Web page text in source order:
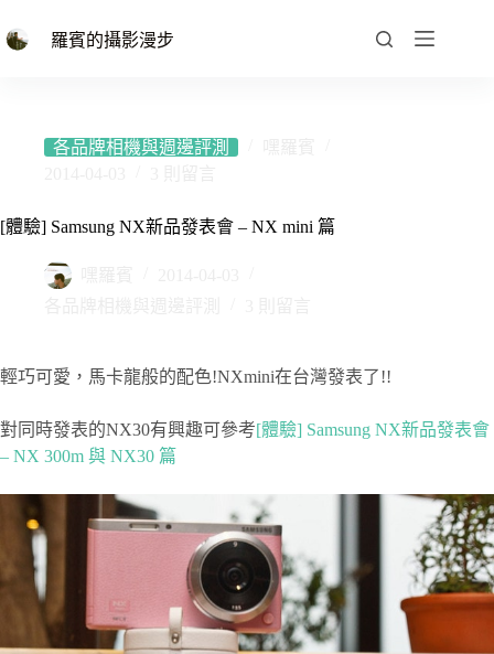
至
羅賓的攝影漫步
各品牌相機與週邊評測
[體驗] Samsung NX新品發表會 – NX mini 篇
輕巧可愛，馬卡龍般的配色!NXmini在台灣發表了!!
對同時發表的NX30有興趣可參考[體驗] Samsung NX新品發表會
– NX 300m 與 NX30 篇